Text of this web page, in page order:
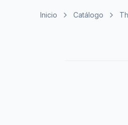
Inicio Catálogo